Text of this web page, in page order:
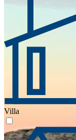
Villa